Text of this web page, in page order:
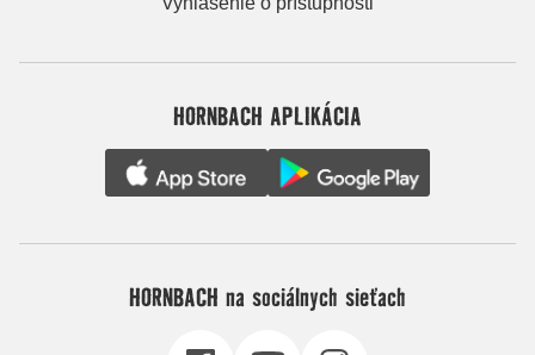
HORNBACH APLIKÁCIA
HORNBACH na sociálnych sieťach